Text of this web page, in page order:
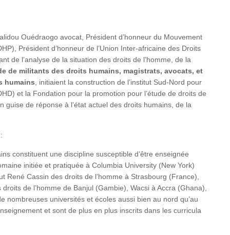
Ouédraogo avocat, Président d’honneur du Mouvement
Président d’honneur de l’Union Inter-africaine des Droits
de l’analyse de la situation des droits de l’homme, de la
de militants des droits humains, magistrats, avocats, et
humains, initiaient la construction de l’institut Sud-Nord pour
et la Fondation pour la promotion pour l’étude de droits de
guise de réponse à l’état actuel des droits humains, de la
constituent une discipline susceptible d’être enseignée
initiée et pratiquée à Columbia University (New York)
René Cassin des droits de l’homme à Strasbourg (France),
de l’homme de Banjul (Gambie), Wacsi à Accra (Ghana),
nombreuses universités et écoles aussi bien au nord qu’au
et sont de plus en plus inscrits dans les curricula